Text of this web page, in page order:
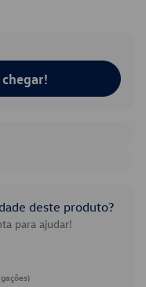
deste produto?
para ajudar!